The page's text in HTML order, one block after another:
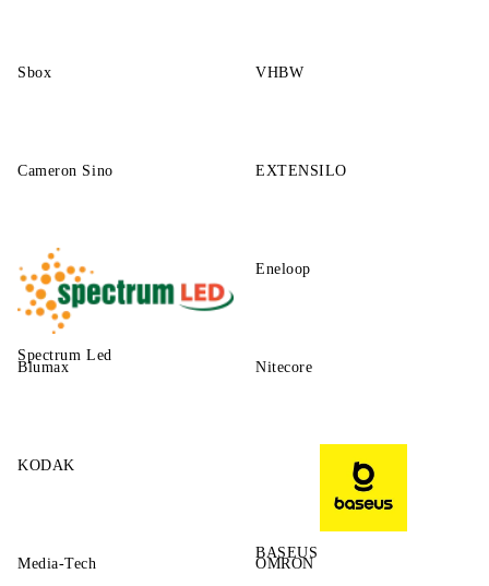
Sbox VHBW
Cameron Sino EXTENSILO
Spectrum Led
Eneloop
Blumax Nitecore
KODAK
BASEUS
Media-Tech OMRON